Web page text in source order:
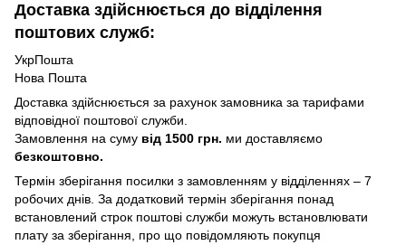
Доставка здійснюється до відділення
поштових служб:
УкрПошта
Нова Пошта
Доставка здійснюється за рахунок замовника за тарифами
відповідної поштової служби.
Замовлення на суму від 1500 грн. ми доставляємо
безкоштовно.
Термін зберігання посилки з замовленням у відділеннях – 7
робочих днів. За додатковий термін зберігання понад
встановлений строк поштові служби можуть встановлювати
плату за зберігання, про що повідомляють покупця